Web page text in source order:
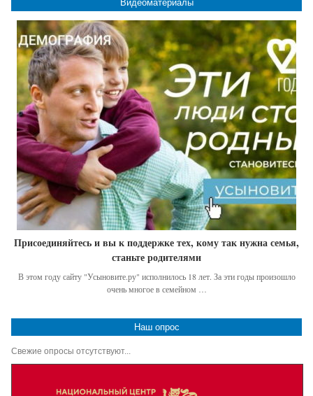
Видеоматериалы
Присоединяйтесь и вы к поддержке тех, кому так нужна семья,
станьте родителями
В этом году сайту "Усыновите.ру" исполнилось 18 лет. За эти годы произошло
очень многое в семейном …
Наш опрос
Свежие опросы отсутствуют...